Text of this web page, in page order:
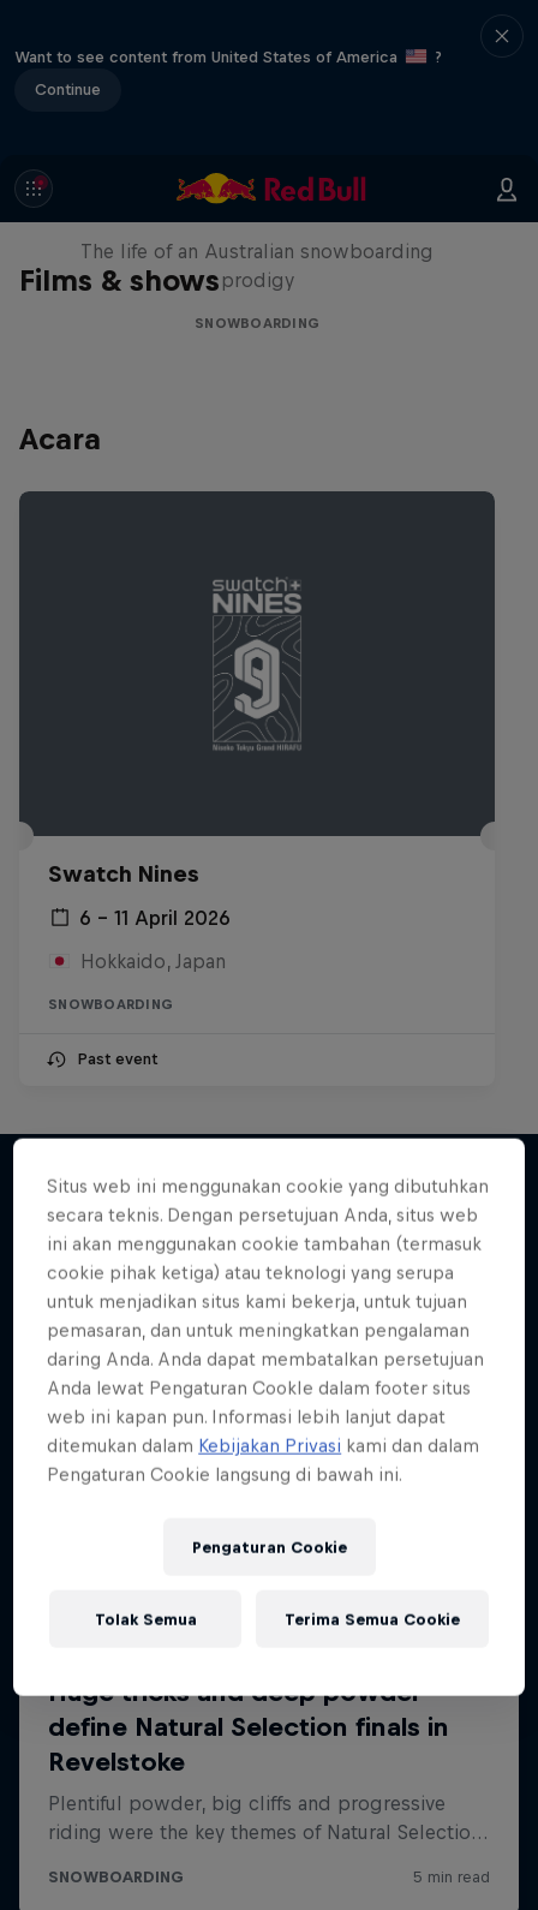
Want to see content from United States of America
?
Continue
Films & shows
Volare: Valentino Guseli
The life of an Australian snowboarding
prodigy
SNOWBOARDING
Acara
Swatch Nines
6 – 11 April 2026
Hokkaido, Japan
SNOWBOARDING
Past event
Lebih banyak seperti ini
Situs web ini menggunakan cookie yang dibutuhkan
secara teknis. Dengan persetujuan Anda, situs web
ini akan menggunakan cookie tambahan (termasuk
cookie pihak ketiga) atau teknologi yang serupa
untuk menjadikan situs kami bekerja, untuk tujuan
pemasaran, dan untuk meningkatkan pengalaman
daring Anda. Anda dapat membatalkan persetujuan
Anda lewat Pengaturan CookIe dalam footer situs
web ini kapan pun. Informasi lebih lanjut dapat
ditemukan dalam Kebijakan Privasi kami dan dalam
Pengaturan Cookie langsung di bawah ini.
Pengaturan Cookie
Tolak Semua Terima Semua Cookie